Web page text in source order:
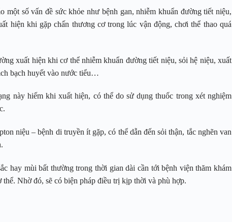
một số vấn đề sức khỏe như bệnh gan, nhiễm khuẩn đường tiết niệu,
hiện khi gặp chấn thương cơ trong lúc vận động, chơi thể thao quá
xuất hiện khi cơ thể nhiễm khuẩn đường tiết niệu, sỏi hệ niệu, xuất
bạch huyết vào nước tiểu…
này hiếm khi xuất hiện, có thể do sử dụng thuốc trong xét nghiệm
niệu – bệnh di truyền ít gặp, có thể dẫn đến sỏi thận, tắc nghẽn van
hay mùi bất thường trong thời gian dài cần tới bệnh viện thăm khám
Nhờ đó, sẽ có biện pháp điều trị kịp thời và phù hợp.